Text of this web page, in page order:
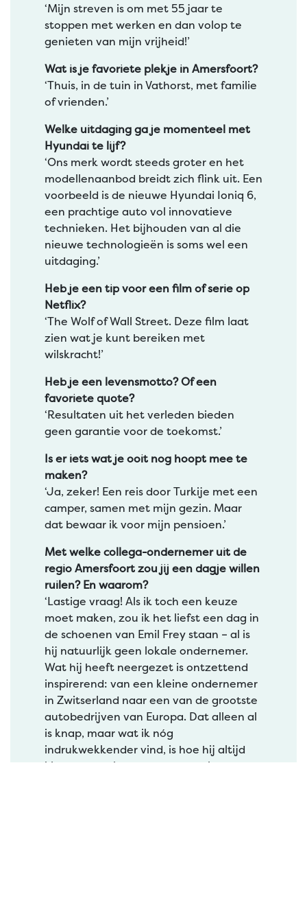
‘Mijn streven is om met 55 jaar te
stoppen met werken en dan volop te
genieten van mijn vrijheid!’
Wat is je favoriete plekje in Amersfoort?
‘Thuis, in de tuin in Vathorst, met familie
of vrienden.’
Welke uitdaging ga je momenteel met
Hyundai te lijf?
‘Ons merk wordt steeds groter en het
modellenaanbod breidt zich flink uit. Een
voorbeeld is de nieuwe Hyundai Ioniq 6,
een prachtige auto vol innovatieve
technieken. Het bijhouden van al die
nieuwe technologieën is soms wel een
uitdaging.’
Heb je een tip voor een film of serie op
Netflix?
‘The Wolf of Wall Street. Deze film laat
zien wat je kunt bereiken met
wilskracht!’
Heb je een levensmotto? Of een
favoriete quote?
‘Resultaten uit het verleden bieden
geen garantie voor de toekomst.’
Is er iets wat je ooit nog hoopt mee te
maken?
‘Ja, zeker! Een reis door Turkije met een
camper, samen met mijn gezin. Maar
dat bewaar ik voor mijn pensioen.’
Met welke collega-ondernemer uit de
regio Amersfoort zou jij een dagje willen
ruilen? En waarom?
‘Lastige vraag! Als ik toch een keuze
moet maken, zou ik het liefst een dag in
de schoenen van Emil Frey staan – al is
hij natuurlijk geen lokale ondernemer.
Wat hij heeft neergezet is ontzettend
inspirerend: van een kleine ondernemer
in Zwitserland naar een van de grootste
autobedrijven van Europa. Dat alleen al
is knap, maar wat ik nóg
indrukwekkender vind, is hoe hij altijd
klant en service op de eerste plaats